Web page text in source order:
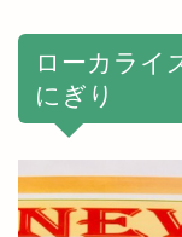
ローカライ
にぎり